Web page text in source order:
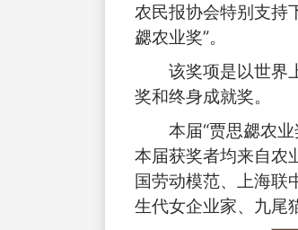
农民报协会特别支持
勰农业奖”。
该奖项是以世界
奖和终身成就奖。
本届“贾思勰农
本届获奖者均来自农
国劳动模范、上海联
生代女企业家、九尾